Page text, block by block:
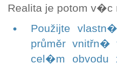
Realita je potom v�c
Použijte
průměr vnitřn�
cel�m